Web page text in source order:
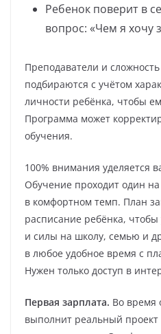
Ребенок поверит в
вопрос: «Чем я хочу
Преподаватели и
подбираются с учётом
личности ребёнка, чтобы
Программа может
обучения.
100% внимания уделяется
Обучение проходит один
в комфортном темп. План
расписание ребёнка, чтобы
и силы на школу, семью и
в любое удобное время с
Нужен только доступ в
Первая зарплата. Во время
выполнит реальный проект